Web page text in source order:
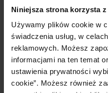
Niniejsza strona korzysta
Używamy plików cookie w
świadczenia usług, w
reklamowych. Możesz
informacjami na ten temat
ustawienia prywatności
cookie”. Możesz również
Skład
Opinie